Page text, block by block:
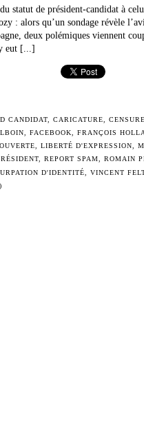
statut de président-candidat à
: alors qu’un sondage révèle
deux polémiques viennent
eut [...]
CANDIDAT ,CARICATURE ,CENSURE
FACEBOOK FRANÇOIS
LIBERTÉ D'EXPRESSION
, REPORT SPAM ROMAIN
D'IDENTITÉ VINCENT